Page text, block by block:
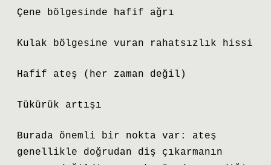
Çene bölgesinde hafif ağrı
Kulak bölgesine vuran rahatsızlık hissi
Hafif ateş (her zaman değil)
Tükürük artışı
Burada önemli bir nokta var: ateş
genellikle doğrudan diş çıkarmanın